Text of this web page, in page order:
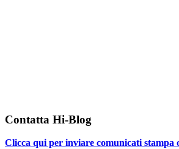
Contatta Hi-Blog
Clicca qui per inviare comunicati stampa